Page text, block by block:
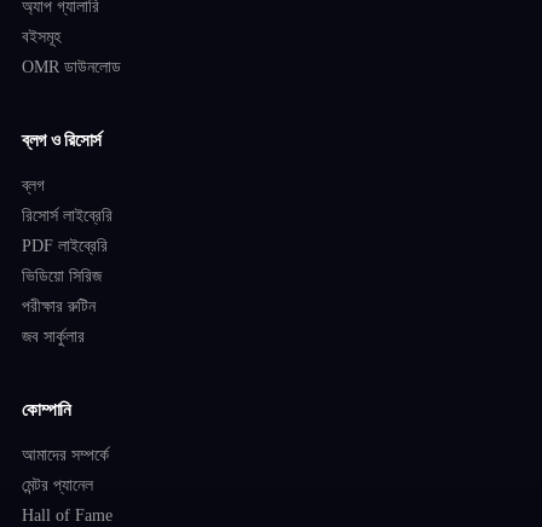
অ্যাপ গ্যালারি
বইসমূহ
OMR ডাউনলোড
ব্লগ ও রিসোর্স
ব্লগ
রিসোর্স লাইব্রেরি
PDF লাইব্রেরি
ভিডিয়ো সিরিজ
পরীক্ষার রুটিন
জব সার্কুলার
কোম্পানি
আমাদের সম্পর্কে
মেন্টর প্যানেল
Hall of Fame